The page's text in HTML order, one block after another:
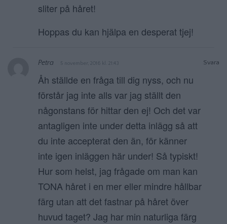
sliter på håret!
Hoppas du kan hjälpa en desperat tjej!
Svara
Petra 5 november, 2016 kl. 21:43
Åh ställde en fråga till dig nyss, och nu
förstår jag inte alls var jag ställt den
någonstans för hittar den ej! Och det var
antagligen inte under detta inlägg så att
du inte accepterat den än, för känner
inte igen inläggen här under! Så typiskt!
Hur som helst, jag frågade om man kan
TONA håret i en mer eller mindre hållbar
färg utan att det fastnar på håret över
huvud taget? Jag har min naturliga färg